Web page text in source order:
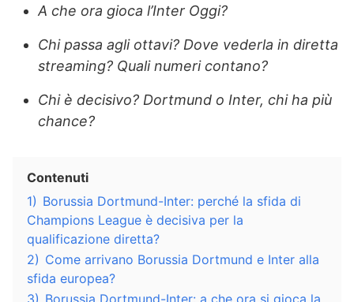
A che ora gioca l’Inter Oggi?
Chi passa agli ottavi? Dove vederla in diretta
streaming? Quali numeri contano?
Chi è decisivo? Dortmund o Inter, chi ha più
chance?
Contenuti
1) Borussia Dortmund-Inter: perché la sfida di
Champions League è decisiva per la
qualificazione diretta?
2) Come arrivano Borussia Dortmund e Inter alla
sfida europea?
3) Borussia Dortmund-Inter: a che ora si gioca la